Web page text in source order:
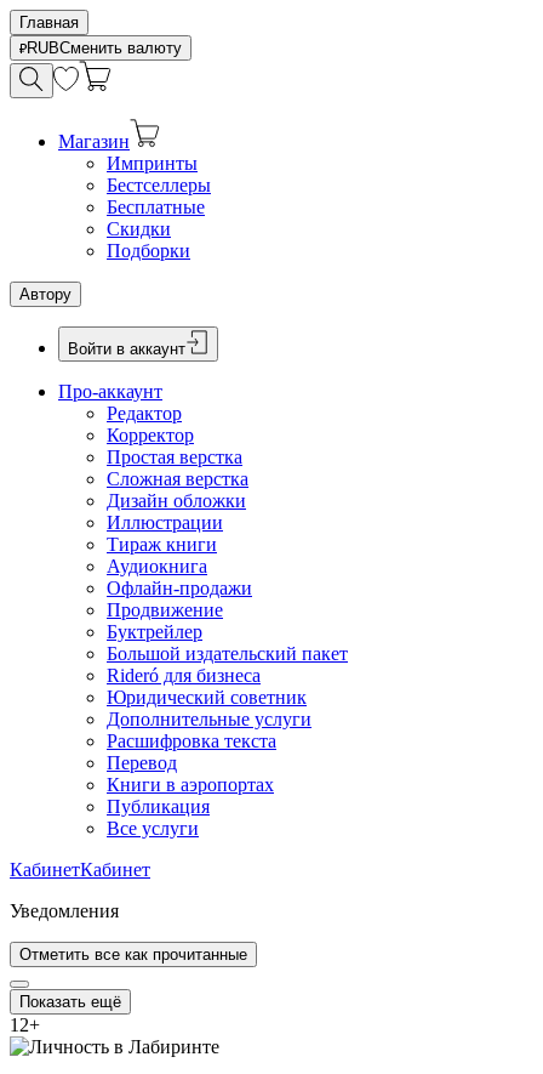
Главная
RUBСменить валюту
Магазин
Импринты
Бестселлеры
Бесплатные
Скидки
Подборки
Автору
Войти в аккаунт
Про-аккаунт
Редактор
Корректор
Простая верстка
Сложная верстка
Дизайн обложки
Иллюстрации
Тираж книги
Аудиокнига
Офлайн-продажи
Продвижение
Буктрейлер
Большой издательский пакет
Rideró для бизнеса
Юридический советник
Дополнительные услуги
Расшифровка текста
Перевод
Книги в аэропортах
Публикация
Все услуги
КабинетКабинет
Уведомления
Отметить все как прочитанные
Показать ещё
12+